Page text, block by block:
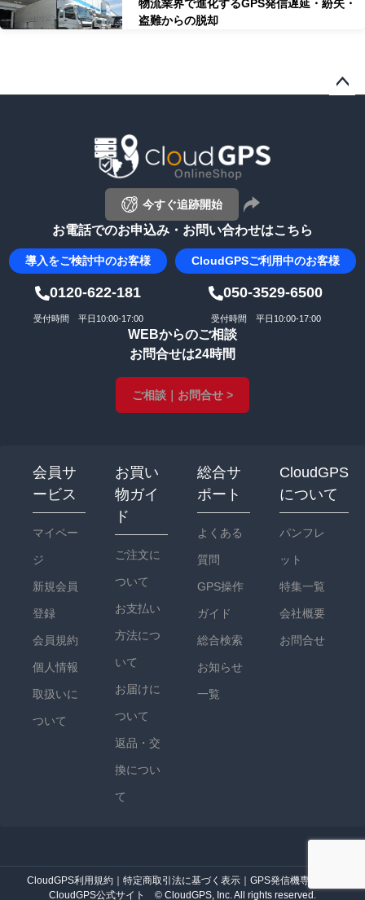
物流業界で進化するGPS発信遅延・紛失・
盗難からの脱却
今すぐ追跡開始
お電話でのお申込み・お問い合わせはこちら
導入をご検討中のお客様 CloudGPSご利用中のお客様
0120-622-181 050-3529-6500
受付時間 平日10:00-17:00 受付時間 平日10:00-17:00
WEBからのご相談
お問合せは24時間
ご相談｜お問合せ >
会員サ
ービス
マイペー
ジ
新規会員
登録
会員規約
個人情報
取扱いに
ついて
お買い
物ガイ
ド
ご注文に
ついて
お支払い
方法につ
いて
お届けに
ついて
返品・交
換につい
て
総合サ
ポート
よくある
質問
GPS操作
ガイド
総合検索
お知らせ
一覧
CloudGPS
について
パンフレ
ット
特集一覧
会社概要
お問合せ
CloudGPS利用規約｜ 特定商取引法に基づく表示｜ GPS発信機専門店・
CloudGPS公式サイト
© CloudGPS, Inc. All rights reserved.